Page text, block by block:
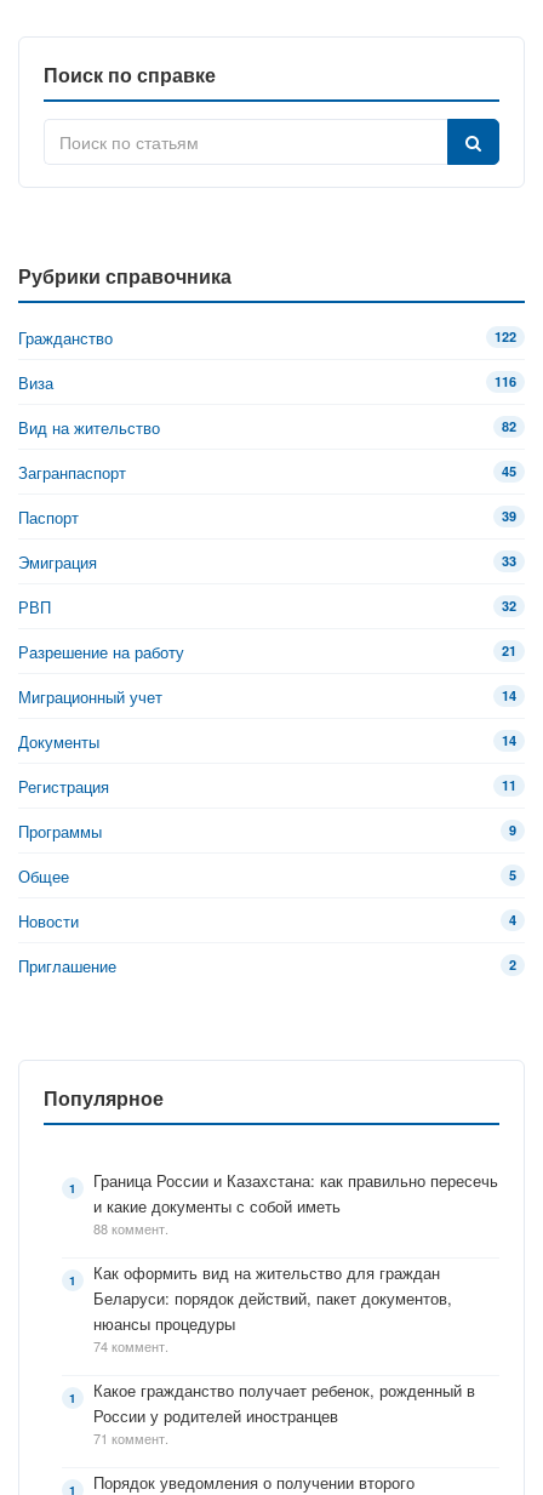
Поиск по справке
Рубрики справочника
Гражданство 122
Виза 116
Вид на жительство 82
Загранпаспорт 45
Паспорт 39
Эмиграция 33
РВП 32
Разрешение на работу 21
Миграционный учет 14
Документы 14
Регистрация 11
Программы 9
Общее 5
Новости 4
Приглашение 2
Популярное
Граница России и Казахстана: как правильно пересечь
и какие документы с собой иметь
88 коммент.
Как оформить вид на жительство для граждан
Беларуси: порядок действий, пакет документов,
нюансы процедуры
74 коммент.
Какое гражданство получает ребенок, рожденный в
России у родителей иностранцев
71 коммент.
Порядок уведомления о получении второго